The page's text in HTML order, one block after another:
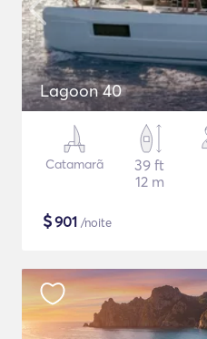
Lagoon 40
Catamarã
39 ft
12 m
$901 /noite